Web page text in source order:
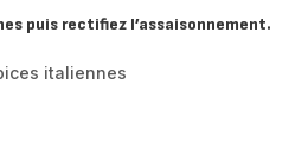
puis rectifiez l’assaisonnement.
italiennes